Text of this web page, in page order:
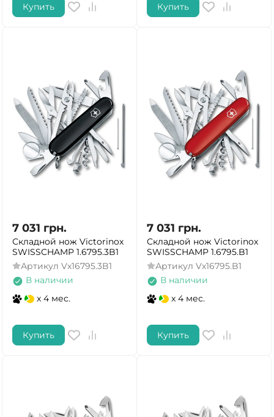
Купить Купить
7 031 грн.
Складной нож Victorinox
SWISSCHAMP 1.6795.3B1
Артикул Vx16795.3B1
В наличии
x 4 мес.
Купить
7 031 грн.
Складной нож Victorinox
SWISSCHAMP 1.6795.B1
Артикул Vx16795.B1
В наличии
x 4 мес.
Купить